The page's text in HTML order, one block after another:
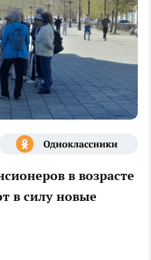
в возрасте
в силу новые